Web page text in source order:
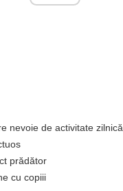
nevoie de activitate zilnică
prădător
cu copiii